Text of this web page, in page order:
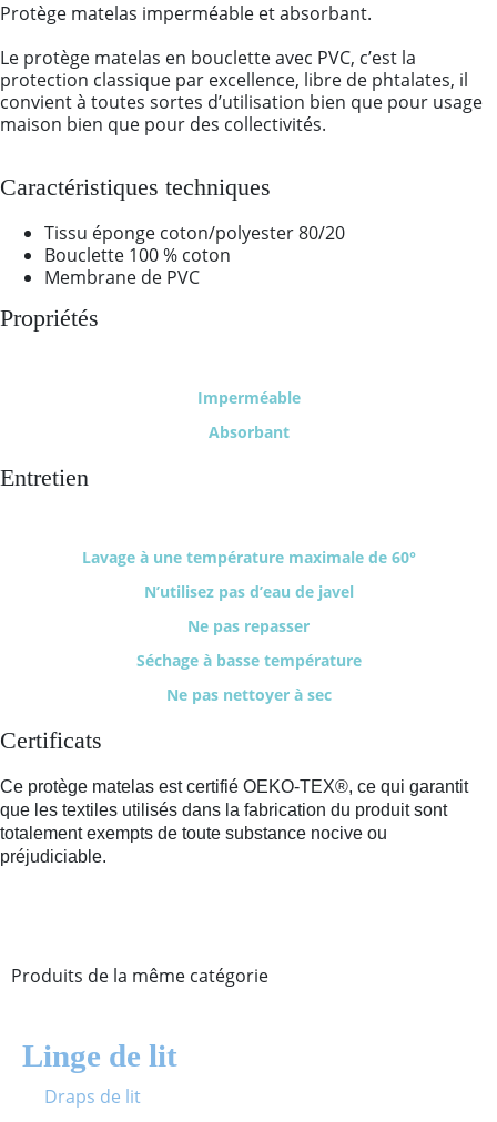
Protège matelas imperméable et absorbant.
Le protège matelas en bouclette avec PVC, c’est la
protection classique par excellence, libre de phtalates, il
convient à toutes sortes d’utilisation bien que pour usage
maison bien que pour des collectivités.
Caractéristiques techniques
Tissu éponge coton/polyester 80/20
Bouclette 100 % coton
Membrane de PVC
Propriétés
Imperméable
Absorbant
Entretien
Lavage à une température maximale de 60°
N’utilisez pas d’eau de javel
Ne pas repasser
Séchage à basse température
Ne pas nettoyer à sec
Certificats
Ce protège matelas est certifié OEKO-TEX®, ce qui garantit
que les textiles utilisés dans la fabrication du produit sont
totalement exempts de toute substance nocive ou
préjudiciable.
Produits de la même catégorie
Linge de lit
Draps de lit